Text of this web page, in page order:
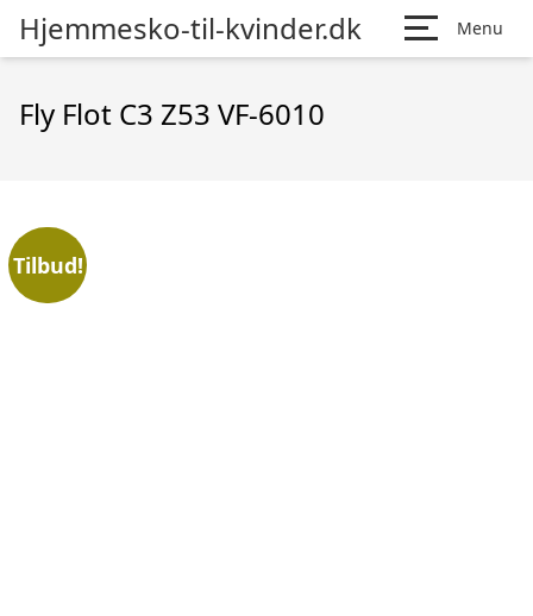
Hjemmesko-til-kvinder.dk Menu
Fly Flot C3 Z53 VF-6010
Tilbud!